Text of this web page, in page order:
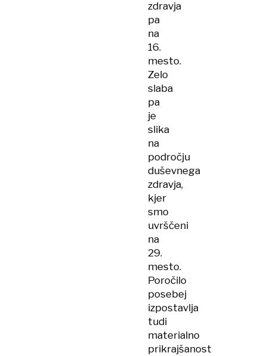
zdravja
pa
na
16.
mesto.
Zelo
slaba
pa
je
slika
na
področju
duševnega
zdravja,
kjer
smo
uvrščeni
na
29.
mesto.
Poročilo
posebej
izpostavlja
tudi
materialno
prikrajšanost